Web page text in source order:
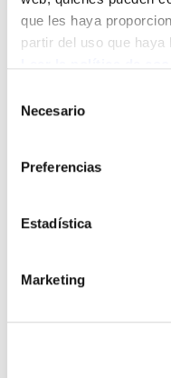
que les haya
partir del uso que
Necesario
Preferencias
Estadística
Marketing